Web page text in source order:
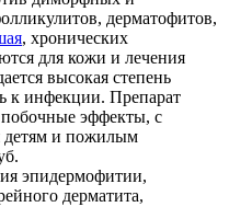
дерматофитов,
, хронических
для кожи и лечения
высокая степень
к инфекции. Препарат
эффекты, с
детям и пожилым
эпидермофитии,
дерматита,